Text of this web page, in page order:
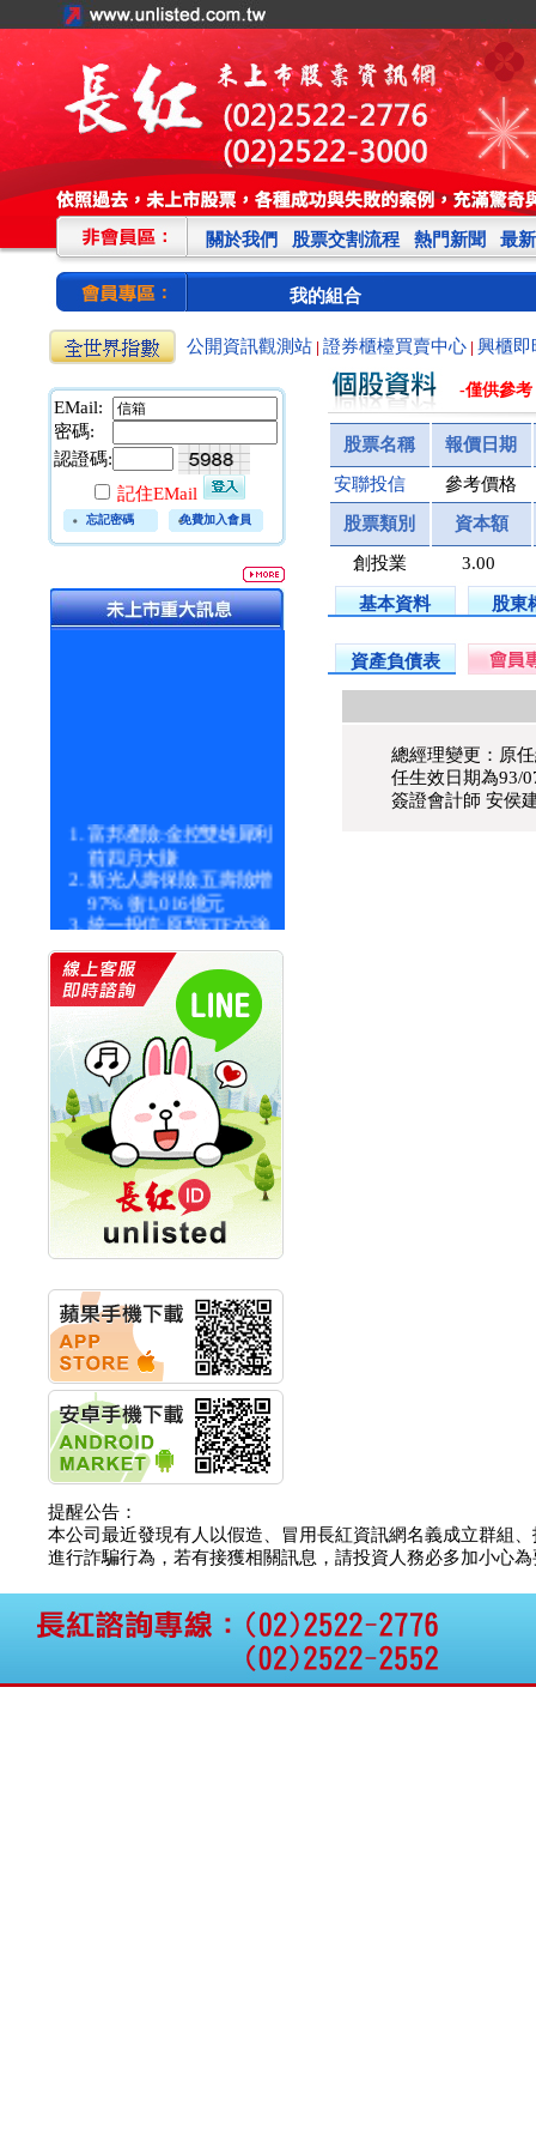
關於我們 股票交割流程 熱門新聞 最
我的組合
公開資訊觀測站 證券櫃檯買賣中心 興櫃即
EMail:
密碼:
認證碼:
記住EMail
忘記密碼 免費加入會員
富邦產險:金控雙雄犀利
前四月大賺
新光人壽保險:五壽險增
97% 衝1,016億元
統一投信:原型ETF六強
統一投信:主動式ETF溢
價 被盯上
新光人壽保險:新壽Q1外
價金將達996億
宇辰系統科技:宇辰業績
創新高 啟動興櫃轉上櫃
計畫
明緯企業:明緯永續科技
競賽 以電源驅動善的力
量
秀育企業:秀育SHO-U儲
能系統 獲國內首張CNS
認證
聯博投信:聯博00404A
華旭先進:代重要子公司
碩通散熱股份有限公司
公告董事會通過發言人
及代理發
華旭先進:代重要子公司
碩通散熱股份有限公司
公告董事會決議發行員
工認股權
華旭先進:代重要子公司
碩通散熱股份有限公司
公告董事會追認113年
向關係
公告向關係人取得使用
仁新醫藥:代重要子公司
BeliteBio,Inc公告受邀參
-僅供參考
股票名稱 報價日期
安聯投信 參考價格
股票類別 資本額
創投業 3.00
基本資料 股東
資產負債表
總經理變更：原
任生效日期為93/
簽證會計師 安侯
提醒公告：
本公司最近發現有人以假造、冒用長紅資訊網名義成立群組
進行詐騙行為，若有接獲相關訊息，請投資人務必多加小心